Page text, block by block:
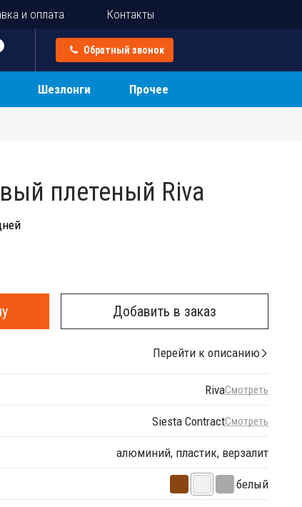
и оплата Контакты
Обратный звонок
Шезлонги Прочее
плетеный Riva
Добавить в заказ
Перейти к описанию
RivaСмотреть
Siesta ContractСмотреть
алюминий, пластик, верзалит
белый